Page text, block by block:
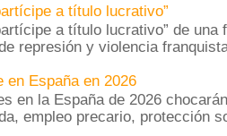
a título lucrativo”
a título lucrativo” de una
represión y violencia
en España en 2026
en la España de 2026
empleo precario, protección